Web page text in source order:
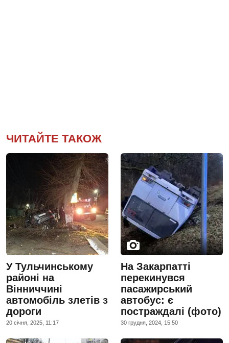
ЧИТАЙТЕ ТАКОЖ
У Тульчинському
районі на
Вінниччині
автомобіль злетів з
дороги
20 сiчня, 2025, 11:17
На Закарпатті
перекинувся
пасажирський
автобус: є
постраждалі (фото)
30 грудня, 2024, 15:50